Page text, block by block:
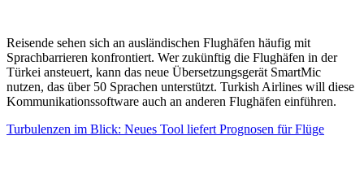
Reisende sehen sich an ausländischen Flughäfen häufig mit
Sprachbarrieren konfrontiert. Wer zukünftig die Flughäfen in der
Türkei ansteuert, kann das neue Übersetzungsgerät SmartMic
nutzen, das über 50 Sprachen unterstützt. Turkish Airlines will diese
Kommunikationssoftware auch an anderen Flughäfen einführen.
Turbulenzen im Blick: Neues Tool liefert Prognosen für Flüge